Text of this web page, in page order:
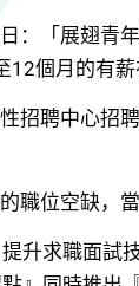
：「展翅
個月的有薪
招聘中心招
職位空缺，
升求職面試